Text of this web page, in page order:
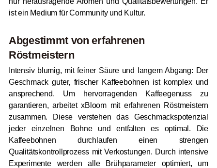
ist ein Medium für Community und Kultur.
Abgestimmt von erfahrenen
Röstmeistern
Intensiv blumig, mit feiner Säure und langem Abgang: Der
Geschmack guter, frischer Kaffeebohnen ist komplex und
ansprechend. Um hervorragenden Kaffeegenuss zu
garantieren, arbeitet xBloom mit erfahrenen Röstmeistern
zusammen. Diese verstehen das Geschmackspotenzial
jeder einzelnen Bohne und entfalten es optimal. Die
Kaffeebohnen durchlaufen einen strengen
Qualitätskontrollprozess mit Verkostungen. Durch intensive
Experimente werden alle Brühparameter optimiert, um